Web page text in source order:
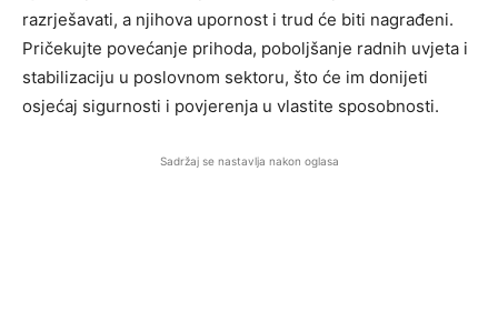
razrješavati, a njihova upornost i trud će biti nagrađeni.
Pričekujte povećanje prihoda, poboljšanje radnih uvjeta i
stabilizaciju u poslovnom sektoru, što će im donijeti
osjećaj sigurnosti i povjerenja u vlastite sposobnosti.
Sadržaj se nastavlja nakon oglasa